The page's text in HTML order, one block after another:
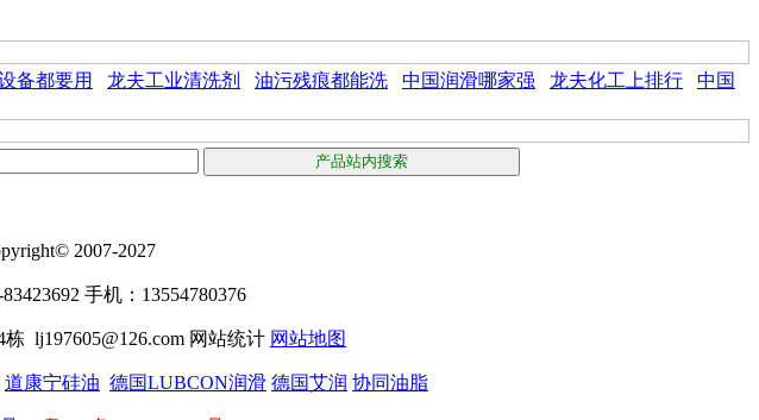
备都要用 龙夫工业清洗剂 油污残痕都能洗 中国润滑哪家强 龙夫化工上排行
中国
2007-2027
手机：13554780376
lj197605@126.com 网站统计 网站地图
道康宁硅油 德国LUBCON润滑 德国艾润 协同油脂